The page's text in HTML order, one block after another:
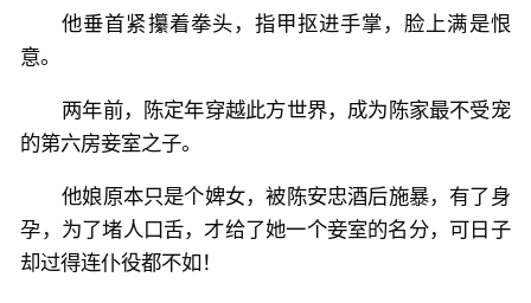
他垂首紧攥着拳头，指甲抠进手掌，脸上满是恨
意。
两年前，陈定年穿越此方世界，成为陈家最不受宠
的第六房妾室之子。
他娘原本只是个婢女，被陈安忠酒后施暴，有了身
孕，为了堵人口舌，才给了她一个妾室的名分，可日子
却过得连仆役都不如！